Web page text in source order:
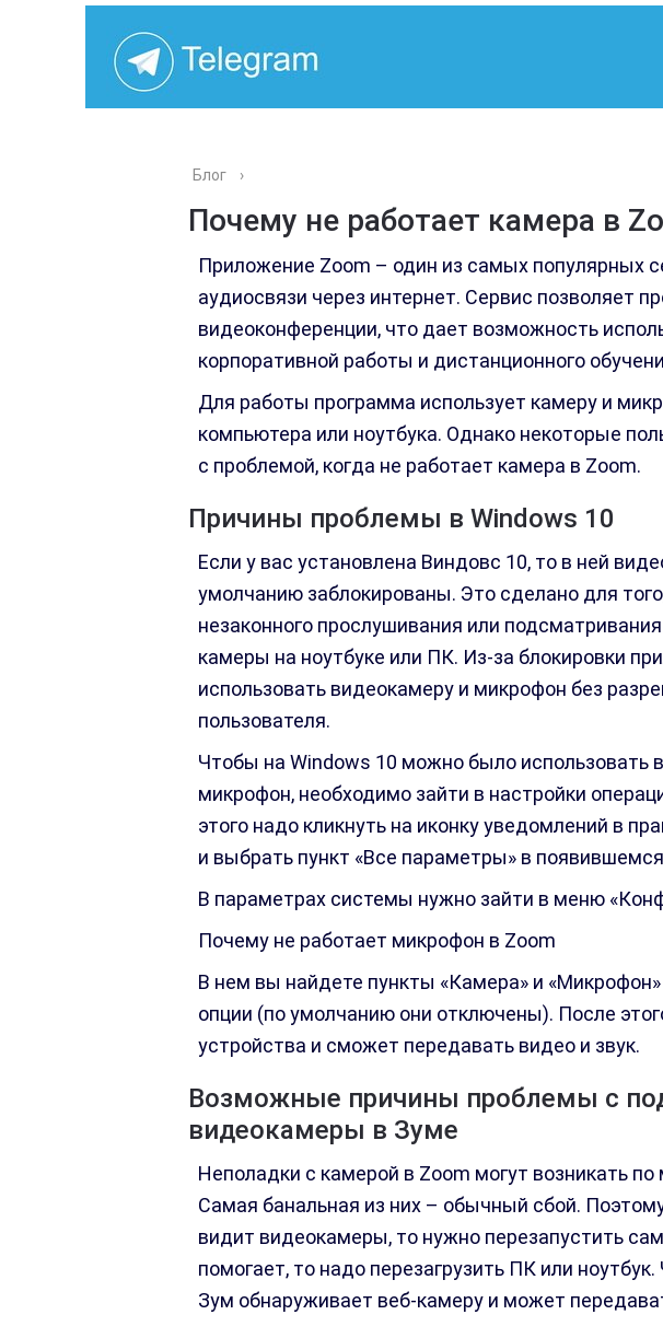
Блог ›
Почему не работает камера в
Приложение Zoom – один из самых популярных
аудиосвязи через интернет. Сервис позволяет
видеоконференции, что дает возможность
корпоративной работы и дистанционного
Для работы программа использует камеру и
компьютера или ноутбука. Однако некоторые
с проблемой, когда не работает камера в Zoom.
Причины проблемы в Windows 10
Если у вас установлена Виндовс 10, то в ней
умолчанию заблокированы. Это сделано для
незаконного прослушивания или
камеры на ноутбуке или ПК. Из-за блокировки
использовать видеокамеру и микрофон без
пользователя.
Чтобы на Windows 10 можно было использовать
микрофон, необходимо зайти в настройки
этого надо кликнуть на иконку уведомлений в
и выбрать пункт «Все параметры» в
В параметрах системы нужно зайти в меню
Почему не работает микрофон в Zoom
В нем вы найдете пункты «Камера» и
опции (по умолчанию они отключены). После
устройства и сможет передавать видео и звук.
Возможные причины проблемы с
видеокамеры в Зуме
Неполадки с камерой в Zoom могут возникать
Самая банальная из них – обычный сбой.
видит видеокамеры, то нужно перезапустить
помогает, то надо перезагрузить ПК или
Зум обнаруживает веб-камеру и может